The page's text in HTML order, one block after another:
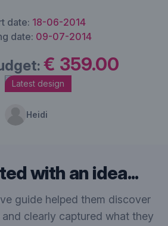
date: 18-06-2014
date: 09-07-2014
€ 359.00
Latest design
Heidi
with an idea...
guide helped them discover
clearly captured what they